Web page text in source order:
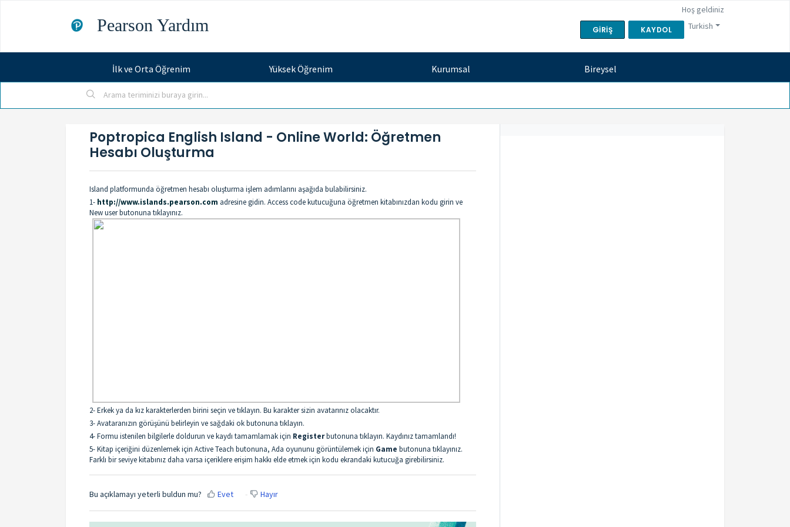
Pearson Yardım Turkish
Hoş geldiniz
GIRIŞ KAYDOL
İlk ve Orta Öğrenim Yüksek Öğrenim Kurumsal Bireysel
Poptropica English Island - Online World: Öğretmen
Hesabı Oluşturma
Island platformunda öğretmen hesabı oluşturma işlem adımlarını aşağıda bulabilirsiniz.
1- http://www.islands.pearson.com adresine gidin. Access code kutucuğuna öğretmen kitabınızdan kodu girin ve
New user butonuna tıklayınız.
2- Erkek ya da kız karakterlerden birini seçin ve tıklayın. Bu karakter sizin avatarınız olacaktır.
3- Avataranızın görüşünü belirleyin ve sağdaki ok butonuna tıklayın.
4- Formu istenilen bilgilerle doldurun ve kaydı tamamlamak için Registerbutonuna tıklayın. Kaydınız tamamlandı!
5- Kitap içeriğini düzenlemek için Active Teach butonuna, Ada oyununu görüntülemek için Game butonuna tıklayınız.
Farklı bir seviye kitabınız daha varsa içeriklere erişim hakkı elde etmek için kodu ekrandaki kutucuğa girebilirsiniz.
Bu açıklamayı yeterli buldun mu? Evet Hayır